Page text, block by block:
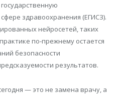
здравоохранения (ЕГИСЗ).
нейросетей, таких
по-прежнему остается
безопасности
результатов.
— это не замена врачу, а